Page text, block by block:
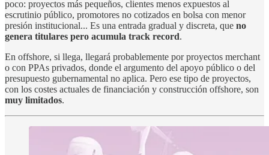
poco: proyectos más pequeños, clientes menos expuestos al
escrutinio público, promotores no cotizados en bolsa con menor
presión institucional... Es una entrada gradual y discreta, que no
genera titulares pero acumula track record.
En offshore, si llega, llegará probablemente por proyectos merchant
o con PPAs privados, donde el argumento del apoyo público o del
presupuesto gubernamental no aplica. Pero ese tipo de proyectos,
con los costes actuales de financiación y construcción offshore, son
muy limitados.